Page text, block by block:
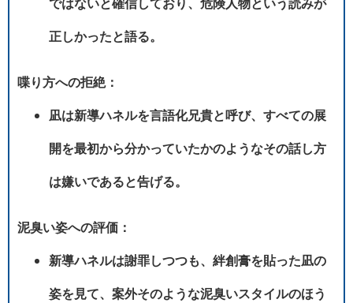
正しかったと語る。
喋り方への拒絶：
凪は新導ハネルを言語化兄貴と呼び、すべての展
開を最初から分かっていたかのようなその話し方
は嫌いであると告げる。
泥臭い姿への評価：
新導ハネルは謝罪しつつも、絆創膏を貼った凪の
姿を見て、案外そのような泥臭いスタイルのほう